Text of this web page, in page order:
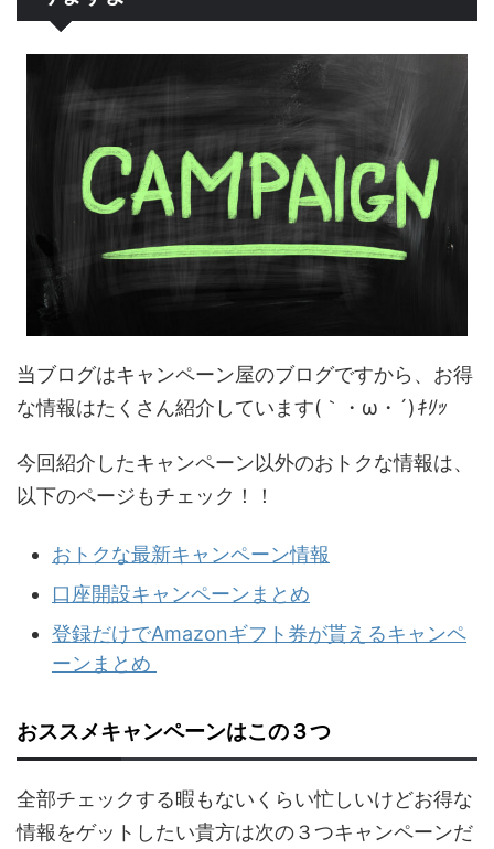
当ブログはキャンペーン屋のブログですから、お得
な情報はたくさん紹介しています(｀・ω・´)ｷﾘｯ
今回紹介したキャンペーン以外のおトクな情報は、
以下のページもチェック！！
おトクな最新キャンペーン情報
口座開設キャンペーンまとめ
登録だけでAmazonギフト券が貰えるキャンペ
ーンまとめ
おススメキャンペーンはこの３つ
全部チェックする暇もないくらい忙しいけどお得な
情報をゲットしたい貴方は次の３つキャンペーンだ